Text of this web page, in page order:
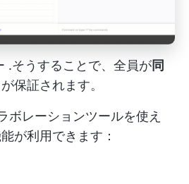
.そうすることで、全員が同
保証されます。
ボレーションツールを使え
が利用できます：